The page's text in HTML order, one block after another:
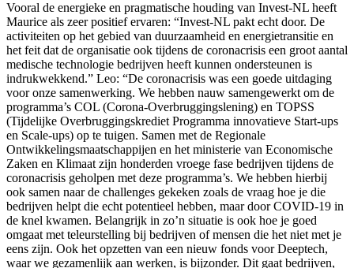
Vooral de energieke en pragmatische houding van Invest-NL heeft
Maurice als zeer positief ervaren: “Invest-NL pakt echt door. De
activiteiten op het gebied van duurzaamheid en energietransitie en
het feit dat de organisatie ook tijdens de coronacrisis een groot aantal
medische technologie bedrijven heeft kunnen ondersteunen is
indrukwekkend.” Leo: “De coronacrisis was een goede uitdaging
voor onze samenwerking. We hebben nauw samengewerkt om de
programma’s COL (Corona-Overbruggingslening) en TOPSS
(Tijdelijke Overbruggingskrediet Programma innovatieve Start-ups
en Scale-ups) op te tuigen. Samen met de Regionale
Ontwikkelingsmaatschappijen en het ministerie van Economische
Zaken en Klimaat zijn honderden vroege fase bedrijven tijdens de
coronacrisis geholpen met deze programma’s. We hebben hierbij
ook samen naar de challenges gekeken zoals de vraag hoe je die
bedrijven helpt die echt potentieel hebben, maar door COVID-19 in
de knel kwamen. Belangrijk in zo’n situatie is ook hoe je goed
omgaat met teleurstelling bij bedrijven of mensen die het niet met je
eens zijn. Ook het opzetten van een nieuw fonds voor Deeptech,
waar we gezamenlijk aan werken, is bijzonder. Dit gaat bedrijven,